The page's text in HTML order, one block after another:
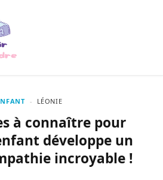
LÉONIE
à connaître pour
développe un
incroyable !